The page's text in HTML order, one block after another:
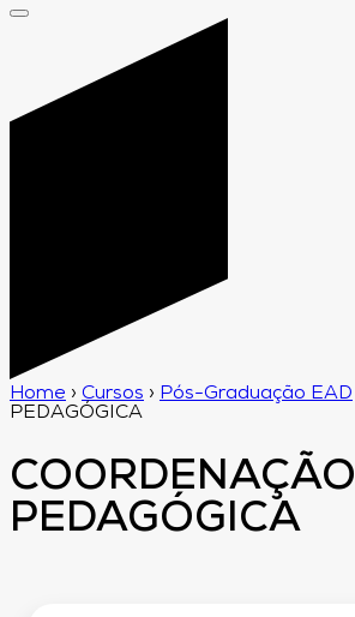
Home › Cursos › Pós-Graduação EAD
PEDAGÓGICA
COORDENAÇÃO
PEDAGÓGICA